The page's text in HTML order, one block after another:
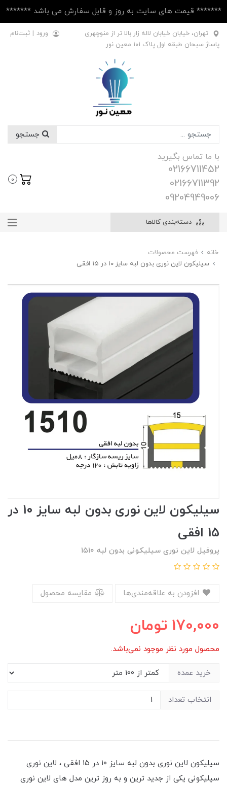
******* قیمت های سایت به روز و قابل سفارش می باشد *******
تهران، خیابان خیابان لاله زار بالا تر از منوچهری
پاساژ سبحان طبقه اول پلاک ۱۰1 معین نور
ورود | ثبت‌نام
با ما تماس بگیرید
02166711452
02166711392
09204949006
0
دسته‌بندی کالاها
خانه
فهرست محصولات
سیلیکون لاین نوری بدون لبه سایز ۱۰ در ۱۵ افقی
سیلیکون لاین نوری بدون لبه سایز ۱۰ در
۱۵ افقی
پروفیل لاین نوری سیلیکونی بدون لبه ۱۵۱۰
مقایسه محصول
170,000 تومان
محصول مورد نظر موجود نمی‌باشد.
خرید عمده
انتخاب تعداد
سیلیکون لاین نوری بدون لبه سایز ۱۰ در ۱۵ افقی ، لاین نوری
سیلیکونی یکی از جدید ترین و به روز ترین مدل های لاین نوری